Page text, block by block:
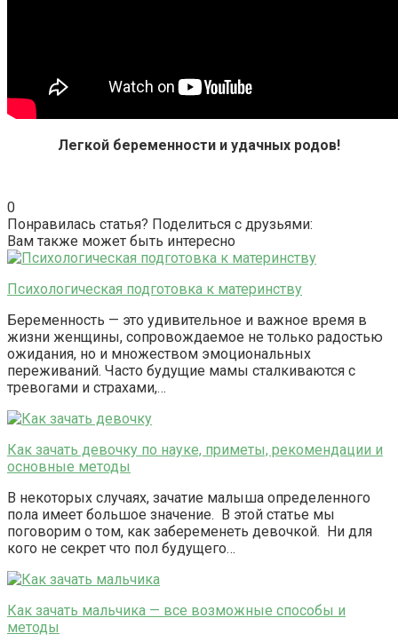
Легкой беременности и удачных родов!
0
Понравилась статья? Поделиться с друзьями:
Вам также может быть интересно
Психологическая подготовка к материнству
Беременность — это удивительное и важное время в
жизни женщины, сопровождаемое не только радостью
ожидания, но и множеством эмоциональных
переживаний. Часто будущие мамы сталкиваются с
тревогами и страхами,…
Как зачать девочку по науке, приметы, рекомендации и
основные методы
В некоторых случаях, зачатие малыша определенного
пола имеет большое значение. В этой статье мы
поговорим о том, как забеременеть девочкой. Ни для
кого не секрет что пол будущего…
Как зачать мальчика — все возможные способы и
методы